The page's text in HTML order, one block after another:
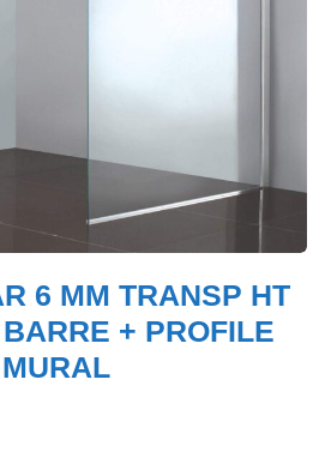
6 MM TRANSP HT
+ PROFILE
MURAL